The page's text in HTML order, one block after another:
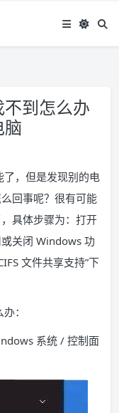
到怎么办
，但是发现别的电
回事呢？很有可能
具体步骤为：打开
关闭 Windows 功
文件共享支持”下
：
系统 / 控制面